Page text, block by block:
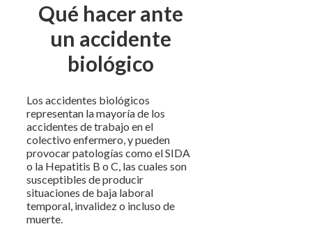
Qué hacer ante
un accidente
biológico
Los accidentes biológicos
representan la mayoría de los
accidentes de trabajo en el
colectivo enfermero, y pueden
provocar patologías como el SIDA
o la Hepatitis B o C, las cuales son
susceptibles de producir
situaciones de baja laboral
temporal, invalidez o incluso de
muerte.